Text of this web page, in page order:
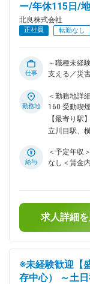
などを行っ
署との兼任が2名
Cube / レ
を送れるこ
ーブには持
の誰もが、
らすことの
ジュールで
能でより快適な暮ら
ー/年休115日/
北良株式会社
正社員 転勤なし
仕事
～職種未経
支える／災
進、法令確
業活動を“仕
と連携しな
■具体的な業
金・助成金
順・業務フ
動画、Web
ショニング
の企画運営 ■入社後の流れ： 営業担当に同行し、商品知識や
仕事の流れ
関する業務
扱製品 -
2022グラン
害時循環型
勤務地
＜勤務地詳
160 受動喫
業所
【最寄り駅】
立川目駅、
給与
＜予定年収
なし＜賃金
までも目安
ます。月給(
求人詳細
※未経験歓迎【
存中心） ～土